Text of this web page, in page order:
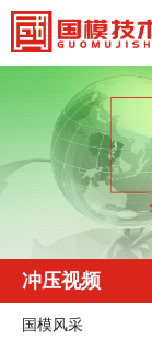
冲压视频
国模风采